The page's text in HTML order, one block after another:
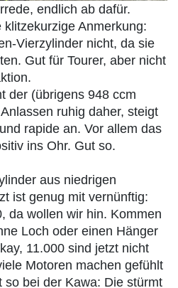
endlich ab dafür.
Anmerkung:
Vierzylinder nicht, da sie
Gut für Tourer, aber nicht
der (übrigens 948 ccm
ruhig daher, steigt
rapide an. Vor allem das
ins Ohr. Gut so.
aus niedrigen
ist genug mit vernünftig:
da wollen wir hin. Kommen
Loch oder einen Hänger
11.000 sind jetzt nicht
Motoren machen gefühlt
so bei der Kawa: Die stürmt